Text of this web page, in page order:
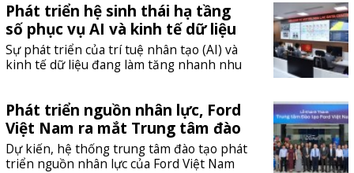
kiện kinh doanh và đơn giản hóa thủ tục
hành chính để thúc đẩy thị trường phát
triển minh bạch, hiệu quả.
Phát triển hệ sinh thái hạ tầng
số phục vụ AI và kinh tế dữ liệu
Sự phát triển của trí tuệ nhân tạo (AI) và
kinh tế dữ liệu đang làm tăng nhanh nhu
nghệ từng bước xây dựng hệ sinh thái hạ
tầng số đồng bộ, kết nối trung tâm dữ
liệu, điện toán đám mây, quản trị dữ liệu
và an toàn thông tin.
Phát triển nguồn nhân lực, Ford
Việt Nam ra mắt Trung tâm đào
tạo mới
Dự kiến, hệ thống trung tâm đào tạo phát
triển nguồn nhân lực của Ford Việt Nam